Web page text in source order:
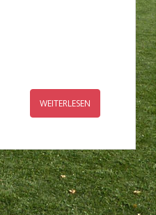
WEITERLESEN